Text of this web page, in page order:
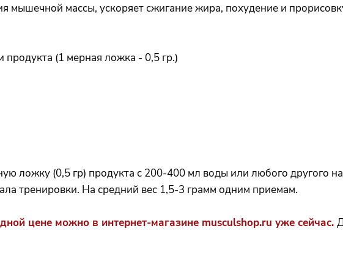
массы, ускоряет сжигание жира, похудение и
(1 мерная ложка - 0,5 гр.)
ложку (0,5 гр) продукта с 200-400 мл воды или любого другого
тренировки. На средний вес 1,5-3 грамм одним приемам.
цене можно в интернет-магазине musculshop.ru уже сейчас.